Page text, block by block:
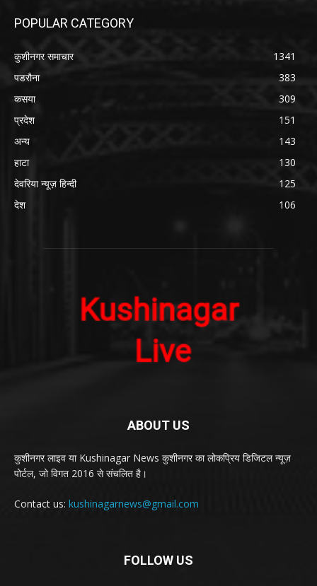
POPULAR CATEGORY
कुशीनगर समाचार
1341
पडरौना
383
कसया
309
प्रदेश
151
अन्य
143
हाटा
130
देवरिया न्यूज़ हिन्दी
125
देश
106
ABOUT US
कुशीनगर लाइव या Kushinagar News कुशीनगर का लोकप्रिय डिजिटल न्यूज़
पोर्टल, जो विगत 2016 से संचलित है।
Contact us: kushinagarnews@gmail.com
FOLLOW US